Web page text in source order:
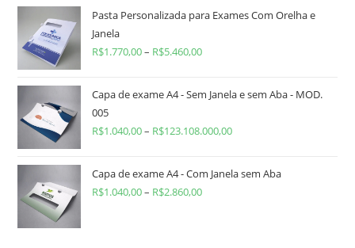
Pasta Personalizada para Exames Com Orelha e
Janela
R$1.770,00– R$5.460,00
Capa de exame A4 - Sem Janela e sem Aba - MOD.
005
R$1.040,00– R$123.108.000,00
Capa de exame A4 - Com Janela sem Aba
R$1.040,00– R$2.860,00